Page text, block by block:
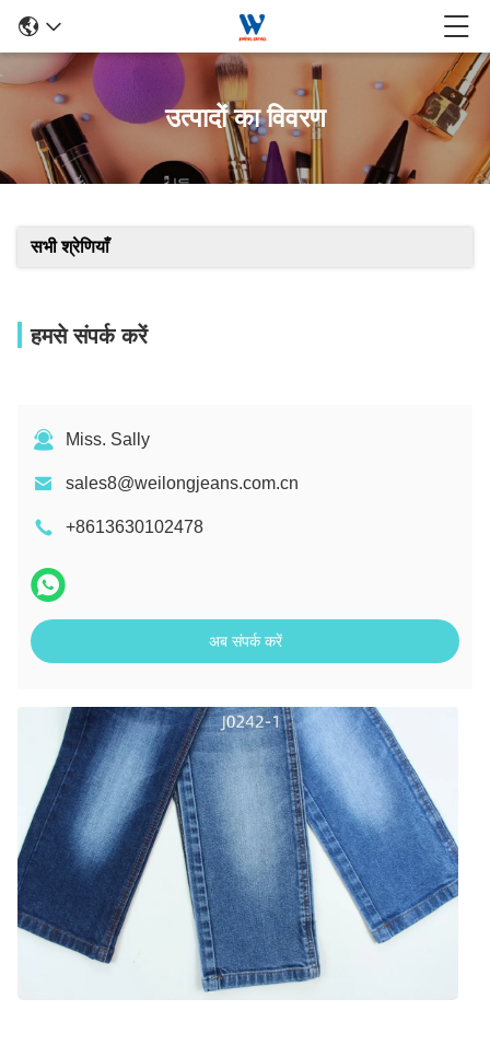
उत्पादों का विवरण
सभी श्रेणियाँ
हमसे संपर्क करें
Miss. Sally
sales8@weilongjeans.com.cn
+8613630102478
अब संपर्क करें